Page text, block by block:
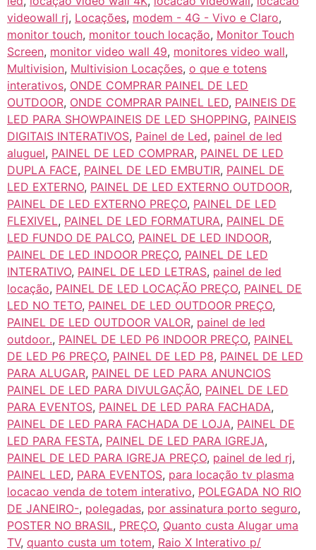
videowall rj, Locações, modem - 4G - Vivo e Claro,
monitor touch, monitor touch locação, Monitor Touch
Screen, monitor video wall 49, monitores video wall,
Multivision, Multivision Locações, o que e totens
interativos, ONDE COMPRAR PAINEL DE LED
OUTDOOR, ONDE COMPRAR PAINEL LED, PAINEIS DE
LED PARA SHOWPAINEIS DE LED SHOPPING, PAINEIS
DIGITAIS INTERATIVOS, Painel de Led, painel de led
aluguel, PAINEL DE LED COMPRAR, PAINEL DE LED
DUPLA FACE, PAINEL DE LED EMBUTIR, PAINEL DE
LED EXTERNO, PAINEL DE LED EXTERNO OUTDOOR,
PAINEL DE LED EXTERNO PREÇO, PAINEL DE LED
FLEXIVEL, PAINEL DE LED FORMATURA, PAINEL DE
LED FUNDO DE PALCO, PAINEL DE LED INDOOR,
PAINEL DE LED INDOOR PREÇO, PAINEL DE LED
INTERATIVO, PAINEL DE LED LETRAS, painel de led
locação, PAINEL DE LED LOCAÇÃO PREÇO, PAINEL DE
LED NO TETO, PAINEL DE LED OUTDOOR PREÇO,
PAINEL DE LED OUTDOOR VALOR, painel de led
outdoor., PAINEL DE LED P6 INDOOR PREÇO, PAINEL
DE LED P6 PREÇO, PAINEL DE LED P8, PAINEL DE LED
PARA ALUGAR, PAINEL DE LED PARA ANUNCIOS
PAINEL DE LED PARA DIVULGAÇÃO, PAINEL DE LED
PARA EVENTOS, PAINEL DE LED PARA FACHADA,
PAINEL DE LED PARA FACHADA DE LOJA, PAINEL DE
LED PARA FESTA, PAINEL DE LED PARA IGREJA,
PAINEL DE LED PARA IGREJA PREÇO, painel de led rj,
PAINEL LED, PARA EVENTOS, para locação tv plasma
locacao venda de totem interativo, POLEGADA NO RIO
DE JANEIRO-, polegadas, por assinatura porto seguro,
POSTER NO BRASIL, PREÇO, Quanto custa Alugar uma
TV, quanto custa um totem, Raio X Interativo p/